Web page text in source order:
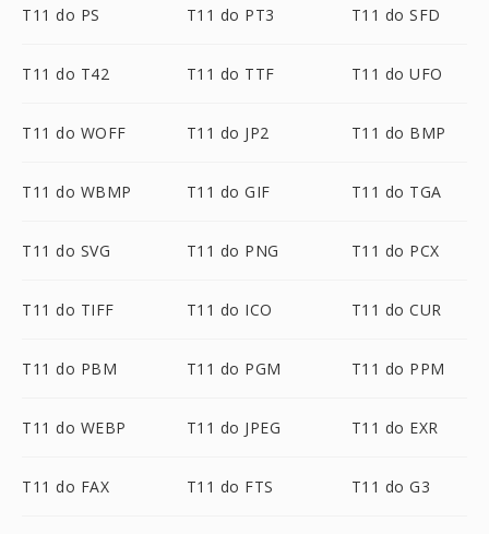
T11 do PS T11 do PT3 T11 do SFD
T11 do T42 T11 do TTF T11 do UFO
T11 do WOFF T11 do JP2 T11 do BMP
T11 do WBMP T11 do GIF T11 do TGA
T11 do SVG T11 do PNG T11 do PCX
T11 do TIFF T11 do ICO T11 do CUR
T11 do PBM T11 do PGM T11 do PPM
T11 do WEBP T11 do JPEG T11 do EXR
T11 do FAX T11 do FTS T11 do G3